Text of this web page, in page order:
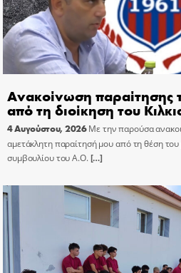
Ανακοίνωση παραίτησης
από τη διοίκηση του
4 Αυγούστου, 2026 Με την παρούσα
αμετάκλητη παραίτησή μου από τη θέση του
συμβουλίου του Α.Ο.[…]